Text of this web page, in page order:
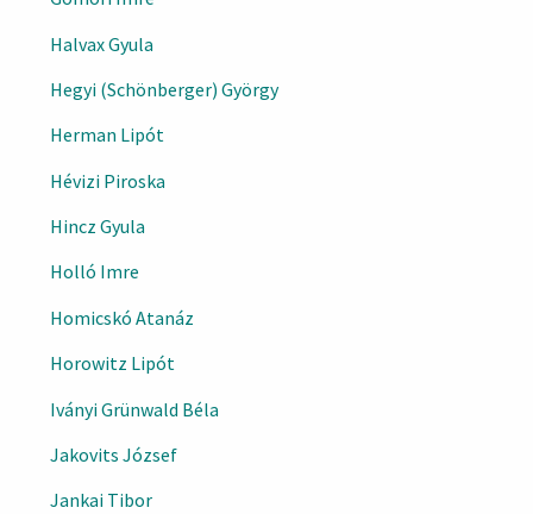
Halvax Gyula
Hegyi (Schönberger) György
Herman Lipót
Hévizi Piroska
Hincz Gyula
Holló Imre
Homicskó Atanáz
Horowitz Lipót
Iványi Grünwald Béla
Jakovits József
Jankai Tibor